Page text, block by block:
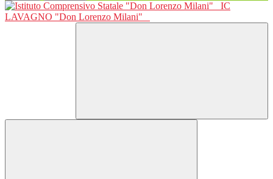
IC
LAVAGNO "Don Lorenzo Milani"